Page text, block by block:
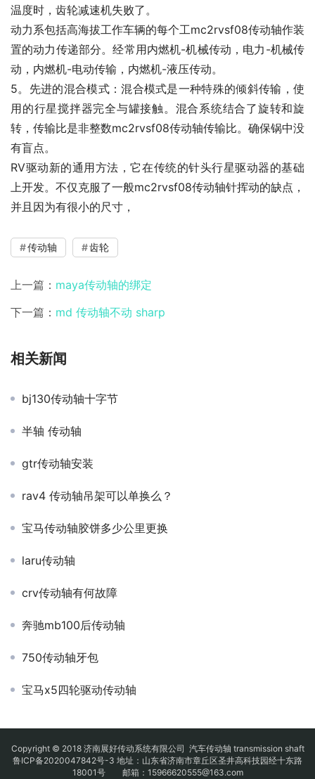
温度时，齿轮减速机失败了。
动力系包括高海拔工作车辆的每个工mc2rvsf08传动轴作装
置的动力传递部分。经常用内燃机-机械传动，电力-机械传
动，内燃机-电动传输，内燃机-液压传动。
5。先进的混合模式：混合模式是一种特殊的倾斜传输，使
用的行星搅拌器完全与罐接触。混合系统结合了旋转和旋
转，传输比是非整数mc2rvsf08传动轴传输比。确保锅中没
有盲点。
RV驱动新的通用方法，它在传统的针头行星驱动器的基础
上开发。不仅克服了一般mc2rvsf08传动轴针挥动的缺点，
并且因为有很小的尺寸，
传动轴 齿轮
上一篇： maya传动轴的绑定
下一篇： md 传动轴不动 sharp
相关新闻
bj130传动轴十字节
半轴 传动轴
gtr传动轴安装
rav4 传动轴吊架可以单换么？
宝马传动轴胶饼多少公里更换
laru传动轴
crv传动轴有何故障
奔驰mb100后传动轴
750传动轴牙包
宝马x5四轮驱动传动轴
Copyright © 2018 济南展好传动系统有限公司 汽车传动轴 transmission shaft
鲁ICP备2020047842号-3 地址：山东省济南市章丘区圣井高科技园经十东路
18001号 邮箱：15966620555@163.com